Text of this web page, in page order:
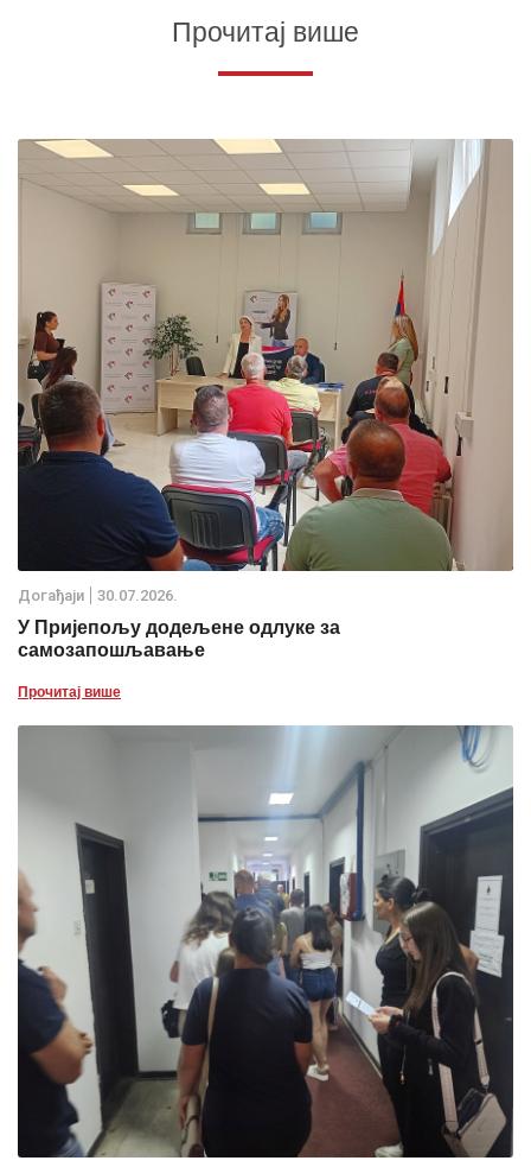
Прочитај више
Дoгађаjи 30.07.2026.
У Пријепољу додељене одлуке за
самозапошљавање
Прочитај више